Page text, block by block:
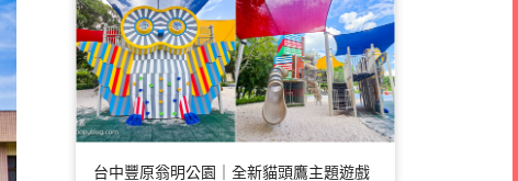
台中豐原翁明公園｜全新貓頭鷹主題遊戲